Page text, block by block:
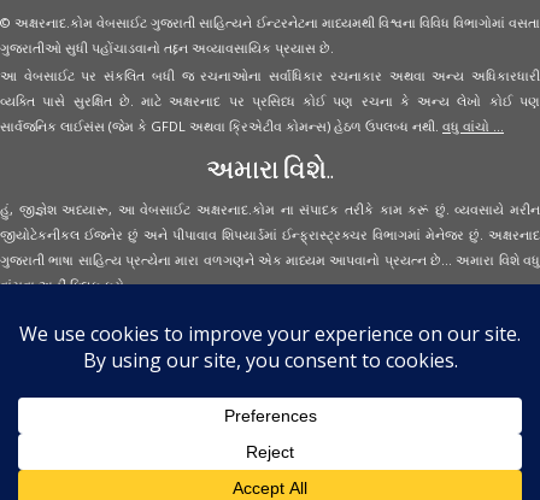
© અક્ષરનાદ.કોમ વેબસાઈટ ગુજરાતી સાહિત્યને ઈન્ટરનેટના માધ્યમથી વિશ્વના વિવિધ વિભાગોમાં વસતા
ગુજરાતીઓ સુધી પહોંચાડવાનો તદ્દન અવ્યાવસાયિક પ્રયાસ છે.
આ વેબસાઈટ પર સંકલિત બધી જ રચનાઓના સર્વાધિકાર રચનાકાર અથવા અન્ય અધિકારધારી
વ્યક્તિ પાસે સુરક્ષિત છે. માટે અક્ષરનાદ પર પ્રસિધ્ધ કોઈ પણ રચના કે અન્ય લેખો કોઈ પણ
સાર્વજનિક લાઈસંસ (જેમ કે GFDL અથવા ક્રિએટીવ કોમન્સ) હેઠળ ઉપલબ્ધ નથી. વધુ વાંચો ...
અમારા વિશે..
હું, જીજ્ઞેશ અધ્યારૂ, આ વેબસાઈટ અક્ષરનાદ.કોમ ના સંપાદક તરીકે કામ કરૂં છું. વ્યવસાયે મરીન
જીયોટેકનીકલ ઈજનેર છું અને પીપાવાવ શિપયાર્ડમાં ઈન્ફ્રાસ્ટ્રક્ચર વિભાગમાં મેનેજર છું. અક્ષરનાદ
ગુજરાતી ભાષા સાહિત્ય પ્રત્યેના મારા વળગણને એક માધ્યમ આપવાનો પ્રયત્ન છે... અમારા વિશે વધુ
વાંચવાઅહીં ક્લિક કરો...
Secured Site Assurance
Aksharnaad.com
By Jignesh Adhyaru ·
· All Rights Reserved ·